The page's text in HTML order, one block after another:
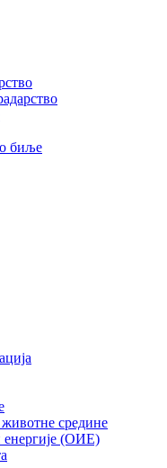
биље
средине
(ОИЕ)